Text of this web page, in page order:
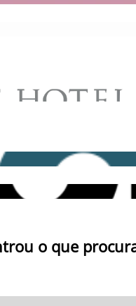
o que